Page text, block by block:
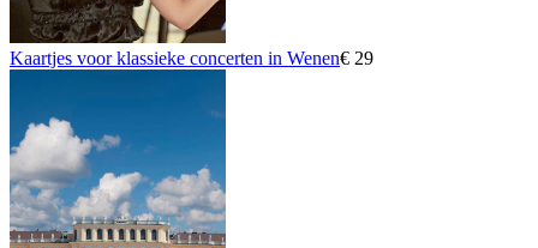
Kaartjes voor klassieke concerten in Wenen€ 29